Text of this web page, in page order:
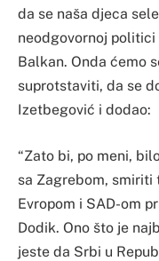
da se naša djeca
neodgovornoj
Balkan. Onda ćemo
suprotstaviti, da se
Izetbegović i dodao:
“Zato bi, po meni,
sa Zagrebom, smiriti
Evropom i SAD-om
Dodik. Ono što je
jeste da Srbi u